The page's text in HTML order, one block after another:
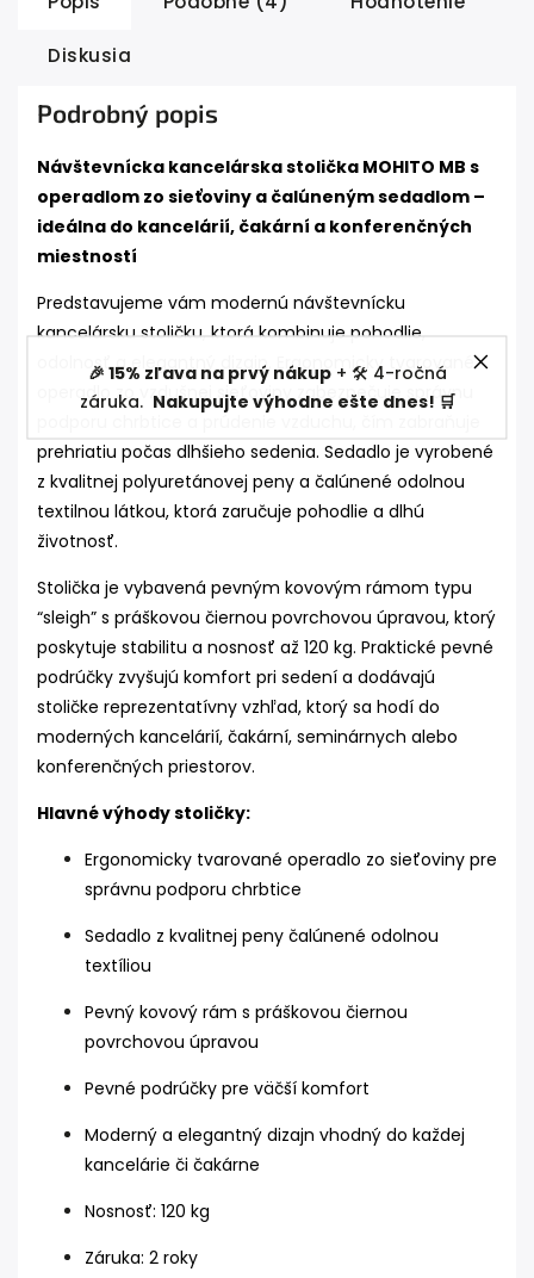
🎉 15% zľava na prvý nákup+ 🛠️ 4-ročná
záruka. Nakupujte výhodne ešte dnes! 🛒
Diskusia
Podrobný popis
Návštevnícka kancelárska stolička MOHITO MB s
operadlom zo sieťoviny a čalúneným sedadlom –
ideálna do kancelárií, čakární a konferenčných
miestností
Predstavujeme vám modernú návštevnícku
kancelársku stoličku, ktorá kombinuje pohodlie,
odolnosť a elegantný dizajn. Ergonomicky tvarované
operadlo zo vzdušnej sieťoviny zabezpečuje správnu
prehriatiu počas dlhšieho sedenia. Sedadlo je vyrobené
z kvalitnej polyuretánovej peny a čalúnené odolnou
textilnou látkou, ktorá zaručuje pohodlie a dlhú
životnosť.
Stolička je vybavená pevným kovovým rámom typu
“sleigh” s práškovou čiernou povrchovou úpravou, ktorý
poskytuje stabilitu a nosnosť až 120 kg. Praktické pevné
podrúčky zvyšujú komfort pri sedení a dodávajú
stoličke reprezentatívny vzhľad, ktorý sa hodí do
moderných kancelárií, čakární, seminárnych alebo
konferenčných priestorov.
Hlavné výhody stoličky:
Ergonomicky tvarované operadlo zo sieťoviny pre
správnu podporu chrbtice
Sedadlo z kvalitnej peny čalúnené odolnou
textíliou
Pevný kovový rám s práškovou čiernou
povrchovou úpravou
Pevné podrúčky pre väčší komfort
Moderný a elegantný dizajn vhodný do každej
kancelárie či čakárne
Nosnosť: 120 kg
Záruka: 2 roky